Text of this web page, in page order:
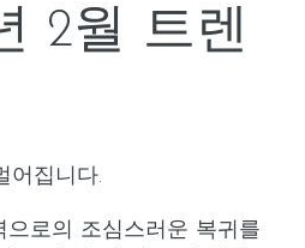
2월 트렌
어집니다.
으로의 조심스러운 복귀를